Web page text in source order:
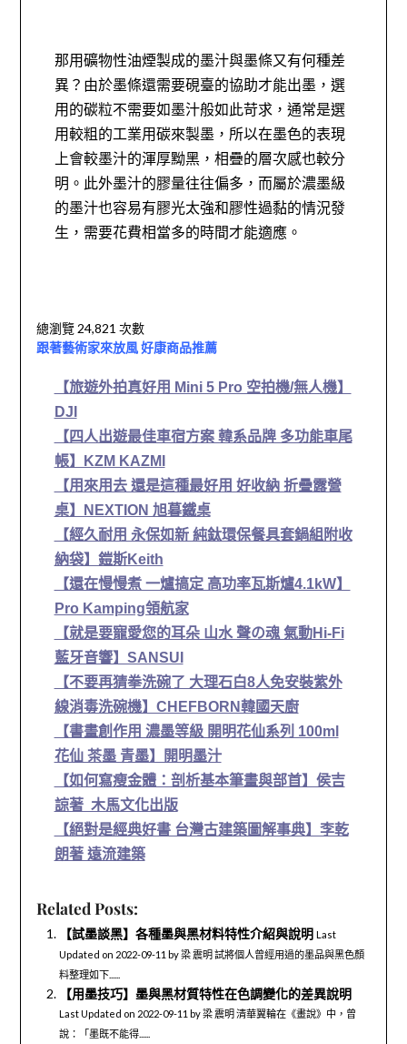
那用礦物性油煙製成的墨汁與墨條又有何種差
異？由於墨條還需要硯臺的協助才能出墨，選
用的碳粒不需要如墨汁般如此苛求，通常是選
用較粗的工業用碳來製墨，所以在墨色的表現
上會較墨汁的渾厚黝黑，相疊的層次感也較分
明。此外墨汁的膠量往往偏多，而屬於濃墨級
的墨汁也容易有膠光太強和膠性過黏的情況發
生，需要花費相當多的時間才能適應。
總瀏覽 24,821 次數
跟著藝術家來放風 好康商品推薦
【旅遊外拍真好用 Mini 5 Pro 空拍機/無人機】
DJI
【四人出遊最佳車宿方案 韓系品牌 多功能車尾
帳】KZM KAZMI
【用來用去 還是這種最好用 好收納 折疊露營
桌】NEXTION 旭暮鐵桌
【經久耐用 永保如新 純鈦環保餐具套鍋組附收
納袋】鎧斯Keith
【還在慢慢煮 一爐搞定 高功率瓦斯爐4.1kW】
Pro Kamping領航家
【就是要寵愛您的耳朵 山水 聲の魂 氣動Hi-Fi
藍牙音響】SANSUI
【不要再猜拳洗碗了 大理石白8人免安裝紫外
線消毒洗碗機】CHEFBORN韓國天廚
【書畫創作用 濃墨等級 開明花仙系列 100ml
花仙 茶墨 青墨】開明墨汁
【如何寫瘦金體：剖析基本筆畫與部首】侯吉
諒著 木馬文化出版
【絕對是經典好書 台灣古建築圖解事典】李乾
朗著 遠流建築
Related Posts:
【試墨談黑】各種墨與黑材料特性介紹與說明 Last
Updated on 2022-09-11 by 梁 震明 試將個人曾經用過的墨品與黑色顏
料整理如下......
【用墨技巧】墨與黑材質特性在色調變化的差異說明
Last Updated on 2022-09-11 by 梁 震明 清華翼輪在《畫說》中，曾
說：「墨既不能得......